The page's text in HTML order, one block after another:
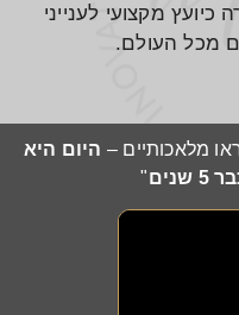
מלאכותיים – היום היא
"
מקצועי לענייני
מכל העולם.